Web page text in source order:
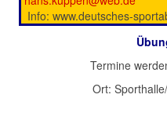
Info: www.deutsches-
Termine
Ort: